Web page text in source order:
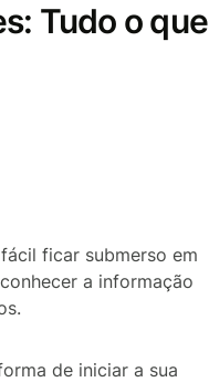
Tudo o que
ficar submerso em
a informação
de iniciar a sua